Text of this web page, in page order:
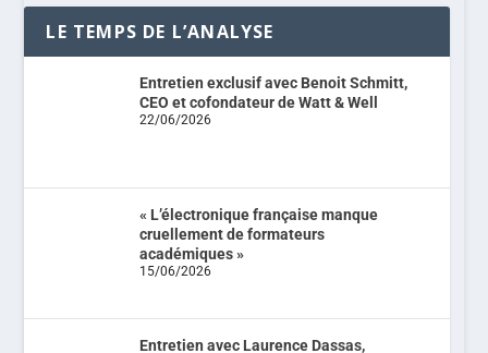
LE TEMPS DE L’ANALYSE
Entretien exclusif avec Benoit Schmitt,
CEO et cofondateur de Watt & Well
22/06/2026
« L’électronique française manque
cruellement de formateurs
académiques »
15/06/2026
Entretien avec Laurence Dassas,